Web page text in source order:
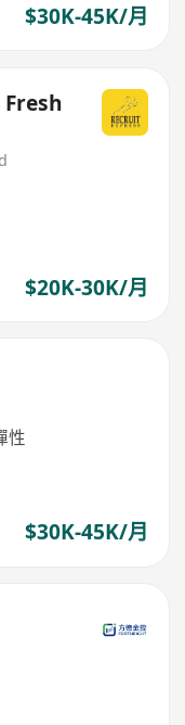
$30K-45K/月
$20K-30K/月
性
$30K-45K/月